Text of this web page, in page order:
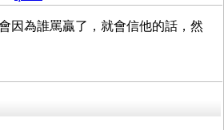
因為誰罵贏了，就會信他的話，然